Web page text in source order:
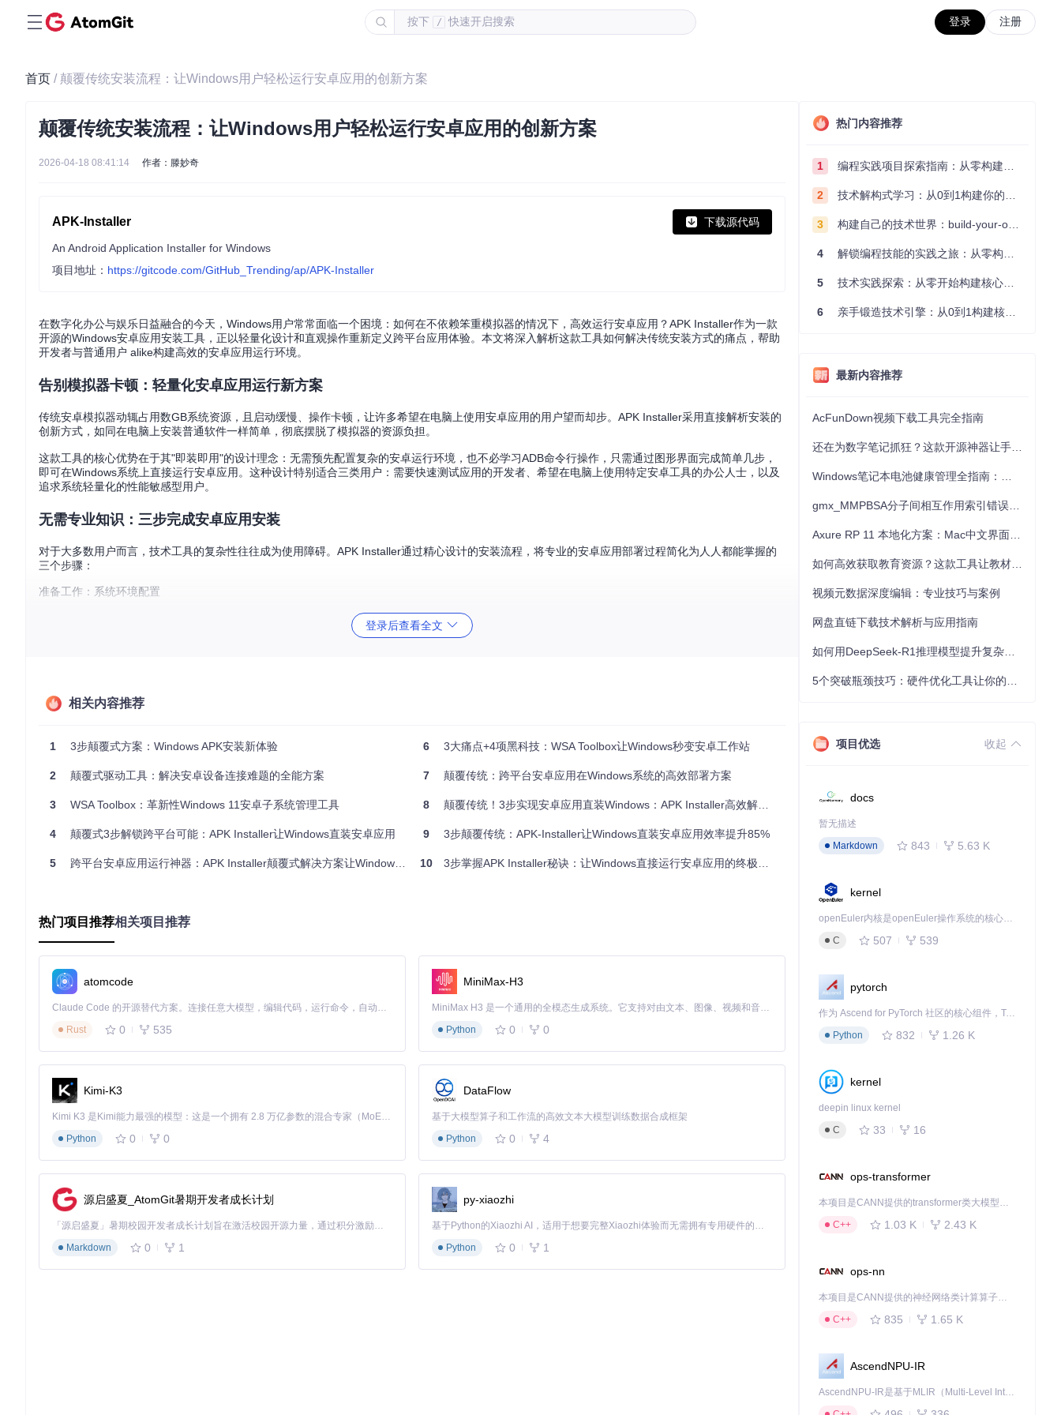
按下 / 快速开启搜索 登录 注册
首页 / 颠覆传统安装流程：让Windows用户轻松运行安卓应用的创新方案
颠覆传统安装流程：让Windows用户轻松运行安卓应用的创新方案
2026-04-18 08:41:14 作者：滕妙奇
APK-Installer 下载源代码
An Android Application Installer for Windows
项目地址： https://gitcode.com/GitHub_Trending/ap/APK-Installer
在数字化办公与娱乐日益融合的今天，Windows用户常常面临一个困境：如何在不依赖笨重模拟器的情况下，高效运行安卓应用？APK Installer作为一款
开源的Windows安卓应用安装工具，正以轻量化设计和直观操作重新定义跨平台应用体验。本文将深入解析这款工具如何解决传统安装方式的痛点，帮助
开发者与普通用户 alike构建高效的安卓应用运行环境。
告别模拟器卡顿：轻量化安卓应用运行新方案
传统安卓模拟器动辄占用数GB系统资源，且启动缓慢、操作卡顿，让许多希望在电脑上使用安卓应用的用户望而却步。APK Installer采用直接解析安装的
创新方式，如同在电脑上安装普通软件一样简单，彻底摆脱了模拟器的资源负担。
这款工具的核心优势在于其"即装即用"的设计理念：无需预先配置复杂的安卓运行环境，也不必学习ADB命令行操作，只需通过图形界面完成简单几步，
即可在Windows系统上直接运行安卓应用。这种设计特别适合三类用户：需要快速测试应用的开发者、希望在电脑上使用特定安卓工具的办公人士，以及
追求系统轻量化的性能敏感型用户。
无需专业知识：三步完成安卓应用安装
对于大多数用户而言，技术工具的复杂性往往成为使用障碍。APK Installer通过精心设计的安装流程，将专业的安卓应用部署过程简化为人人都能掌握的
三个步骤：
准备工作：系统环境配置
首先确保您的Windows系统版本在10 Build 17763以上，这是运行安卓应用的基础要求。然后在"设置→更新和安全→开发者选项"中开启"旁加载应用"功
任并允许其运行。
完成上述准备后，双击下载的*.appxbundle文件，系统会弹出安装确认界面。您可以在此查看应用名称、版本信息和所需权限，确认无误后点击"安装"按
只需点击下载链接，系统会自动弹出应用安装程序确认对话框，点击"打开"即可启动APK Installer完成安装。
这种无缝衔接的设计，使得从发现应用到安装使用的整个流程一气呵成，特别适合需要快速获取并测试新应用的开发者，以及希望便捷安装工具类应用的
安全可控：权限透明化的安装体验
在安卓应用安装过程中，权限管理是保障系统安全的关键环节。APK Installer在安装前会清晰展示应用所需的所有权限，让用户在安装前就能全面了解应
用将获取的系统访问权限。
化的权限展示机制，比传统应用商店的权限说明更加直观，让用户对应用行为有更清晰的认知。
核心优势解析：为何选择APK Installer
与传统安卓模拟器和其他安装工具相比，APK Installer的核心竞争力体现在三个方面：
资源占用优化：相比动辄占用2GB以上内存的模拟器，APK Installer本身仅占用几十MB系统资源，安装的安卓应用也能以原生方式运行，避免了虚拟化带
来的性能损耗。
安装流程简化 ：将原本需要十多步的命令行操作简化为图形界面的几次点击，大幅降低了使用门槛，使普通用户也能轻松完成安卓应用安装。
多架构支持 ：兼容ARM64/x86/x64多种设备架构，无论是传统PC还是Surface等移动设备，都能提供一致的安装体验。
技术实现上，这些优势源于APK Installer的模块化设计。其中APK解析模块（APKInstaller/AAPT2ForNet/ApkParser.cs）负责高效提取APK文件信息，而
登录后查看全文
相关内容推荐
1 3步颠覆式方案：Windows APK安装新体验
2 颠覆式驱动工具：解决安卓设备连接难题的全能方案
3 WSA Toolbox：革新性Windows 11安卓子系统管理工具
4 颠覆式3步解锁跨平台可能：APK Installer让Windows直装安卓应用
5 跨平台安卓应用运行神器：APK Installer颠覆式解决方案让Windows秒变安卓设备
6 3大痛点+4项黑科技：WSA Toolbox让Windows秒变安卓工作站
7 颠覆传统：跨平台安卓应用在Windows系统的高效部署方案
8 颠覆传统！3步实现安卓应用直装Windows：APK Installer高效解决方案
9 3步颠覆传统：APK-Installer让Windows直装安卓应用效率提升85%
10 3步掌握APK Installer秘诀：让Windows直接运行安卓应用的终极方案
热门项目推荐相关项目推荐
atomcode
Claude Code 的开源替代方案。连接任意大模型，编辑代码，运行命令，自动验证 — 全自动执行。用 Rust 构建，极致性能。 ｜ An open-source alternative to Claude Code. Connect any LLM, edit code, run commands, and verify changes — autonomously. Built in Rust for speed. Get Started
Rust
0 535
MiniMax-H3
MiniMax H3 是一个通用的全模态生成系统。它支持对由文本、图像、视频和音频组成的多模态上下文进行统一理解，并能生成分辨率高达 2K、时长可达 15 秒的带原生立体声音频的视频。得益于面向任务泛化的系统设计，H3 在预训练阶段就已具备广泛的多模态上下文理解与生成能力，能够出色地执行复杂的多模态指令。
Python
0 0
Kimi-K3
Kimi K3 是Kimi能力最强的模型：这是一个拥有 2.8 万亿参数的混合专家（MoE）模型，具备原生视觉理解能力，并支持 100 万 token 的上下文窗口。
Python
0 0
DataFlow
基于大模型算子和工作流的高效文本大模型训练数据合成框架
Python
0 4
源启盛夏_AtomGit暑期开发者成长计划
「源启盛夏」暑期校园开发者成长计划旨在激活校园开源力量，通过积分激励、认证扶持、资源倾斜等形式，引导高校组织和开发者完成「入驻 — 建项目 — 做贡献 — 获认证 — 得资源」的完整闭环。无论你是想带领社团入驻平台的组织者，还是希望用代码贡献证明自己的开发者，都能在这里找到属于你的成长路径。
Markdown
0 1
py-xiaozhi
基于Python的Xiaozhi AI，适用于想要完整Xiaozhi体验而无需拥有专用硬件的用户。
Python
0 1
热门内容推荐
1 编程实践项目探索指南：从零构建技术能力体系
2 技术解构式学习：从0到1构建你的编程知识体系
3 构建自己的技术世界：build-your-own-x项目的实践探索指南
4 解锁编程技能的实践之旅：从零构建你的技术世界
5 技术实践探索：从零开始构建核心系统的实践指南
6 亲手锻造技术引擎：从0到1构建核心系统的实践指南
最新内容推荐
AcFunDown视频下载工具完全指南
视频元数据深度编辑：专业技巧与案例
网盘直链下载技术解析与应用指南
项目优选 收起
docs
暂无描述
Markdown
843 5.63 K
kernel
openEuler内核是openEuler操作系统的核心，既是系统性能与稳定性的基石，也是连接处理器、设备与服务的桥梁。
C
507 539
pytorch
作为 Ascend for PyTorch 社区的核心组件，TorchNPU 是昇腾专为 PyTorch 打造的深度学习适配插件，使 PyTorch 框架能够直接调用昇腾 NPU，为开发者提供昇腾 AI 处理器的超强算力。
Python
832 1.26 K
kernel
deepin linux kernel
C
33 16
ops-transformer
本项目是CANN提供的transformer类大模型算子库，实现网络在NPU上加速计算。
C++
1.03 K 2.43 K
ops-nn
本项目是CANN提供的神经网络类计算算子库，实现网络在NPU上加速计算。
C++
835 1.65 K
AscendNPU-IR
AscendNPU-IR是基于MLIR（Multi-Level Intermediate Representation）构建的，面向昇腾亲和算子编译时使用的中间表示，提供昇腾完备表达能力，通过编译优化提升昇腾AI处理器计算效率，支持通过生态框架使能昇腾AI处理器与深度调优